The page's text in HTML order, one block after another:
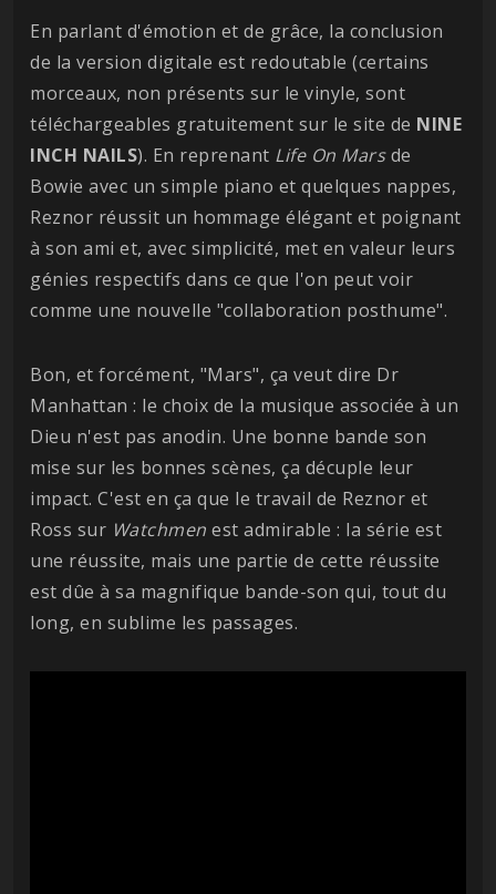
En parlant d'émotion et de grâce, la conclusion
de la version digitale est redoutable (certains
morceaux, non présents sur le vinyle, sont
téléchargeables gratuitement sur le site de NINE
INCH NAILS). En reprenant Life On Marsde
Bowie avec un simple piano et quelques nappes,
Reznor réussit un hommage élégant et poignant
à son ami et, avec simplicité, met en valeur leurs
génies respectifs dans ce que l'on peut voir
comme une nouvelle "collaboration posthume".
Bon, et forcément, "Mars", ça veut dire Dr
Manhattan : le choix de la musique associée à un
Dieu n'est pas anodin. Une bonne bande son
mise sur les bonnes scènes, ça décuple leur
impact. C'est en ça que le travail de Reznor et
Ross sur Watchmen est admirable : la série est
une réussite, mais une partie de cette réussite
est dûe à sa magnifique bande-son qui, tout du
long, en sublime les passages.